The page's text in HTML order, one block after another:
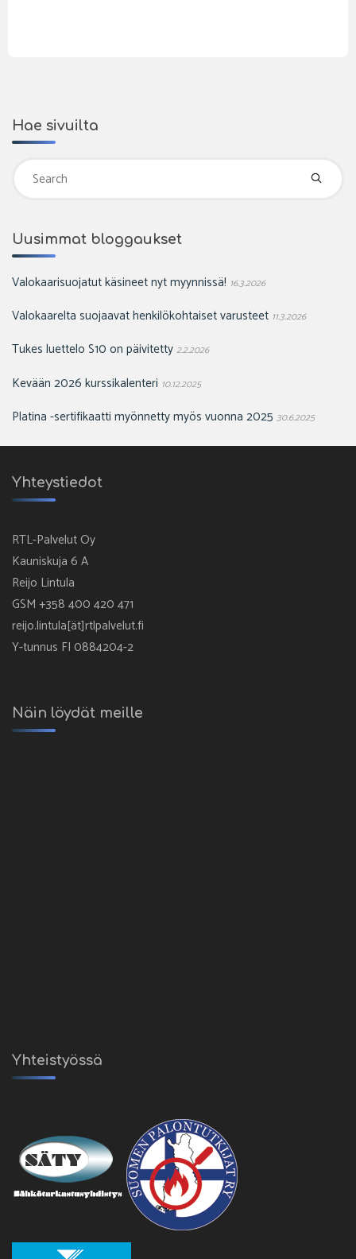
Hae sivuilta
Uusimmat bloggaukset
Valokaarisuojatut käsineet nyt myynnissä! 16.3.2026
Valokaarelta suojaavat henkilökohtaiset varusteet 11.3.2026
Tukes luettelo S10 on päivitetty 2.2.2026
Kevään 2026 kurssikalenteri 10.12.2025
Platina -sertifikaatti myönnetty myös vuonna 2025 30.6.2025
Yhteystiedot
RTL-Palvelut Oy
Kauniskuja 6 A
Reijo Lintula
GSM +358 400 420 471
reijo.lintula[ät]rtlpalvelut.fi
Y-tunnus FI 0884204-2
Näin löydät meille
Yhteistyössä